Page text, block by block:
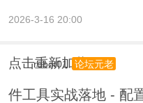
2026-3-16 20:00
点击重新加载
robot01 论坛元老
件工具实战落地 - 配